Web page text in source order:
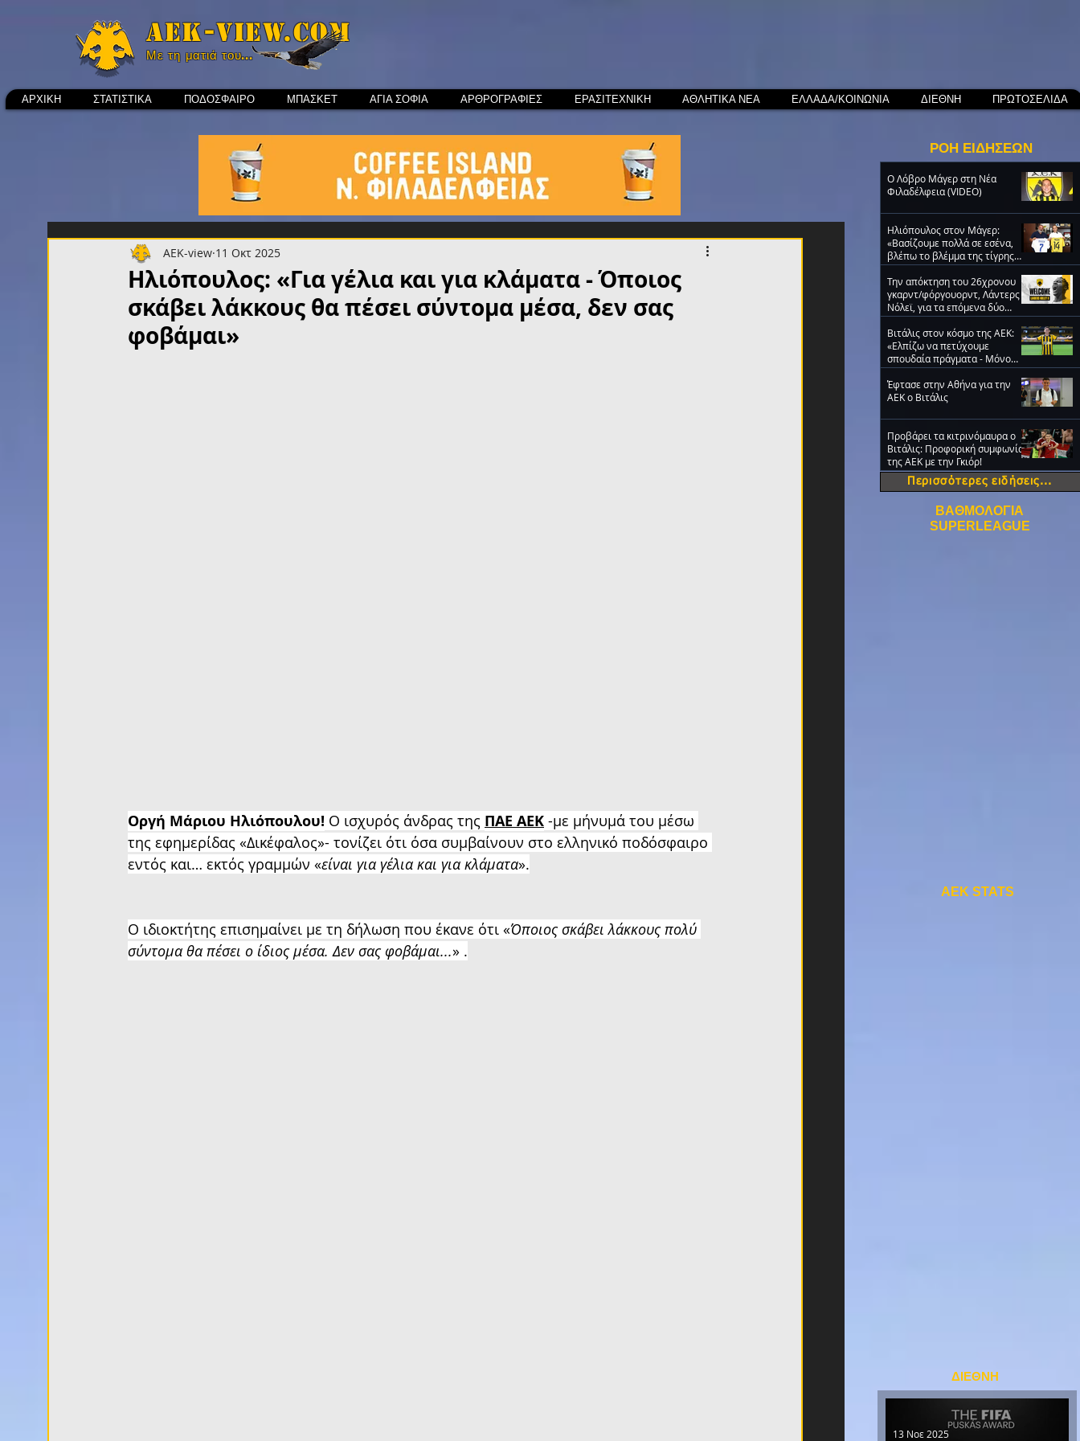
Aek-view.com
Με τη ματιά του...
ΑΡΧΙΚΗ ΣΤΑΤΙΣΤΙΚΑ ΠΟΔΟΣΦΑΙΡΟ ΜΠΑΣΚΕΤ ΑΓΙΑ ΣΟΦΙΑ ΑΡΘΡΟΓΡΑΦΙΕΣ ΕΡΑΣΙΤΕΧΝΙΚΗ ΑΘΛΗΤΙΚΑ ΝΕΑ ΕΛΛΑΔΑ/ΚΟΙΝΩΝΙΑ ΔΙΕΘΝΗ ΠΡΩΤΟΣΕΛΙΔΑ
Ηλιόπουλος: «Για γέλια και για κλάματα - Όποιος
σκάβει λάκκους θα πέσει σύντομα μέσα, δεν σας
φοβάμαι»
AEK-view 11 Οκτ 2025
Οργή Μάριου Ηλιόπουλου! Ο ισχυρός άνδρας της ΠΑΕ ΑΕΚ -με μήνυμά του μέσω
της εφημερίδας «Δικέφαλος»- τονίζει ότι όσα συμβαίνουν στο ελληνικό ποδόσφαιρο
εντός και… εκτός γραμμών «είναι για γέλια και για κλάματα».
Ο ιδιοκτήτης επισημαίνει με τη δήλωση που έκανε ότι «Όποιος σκάβει λάκκους πολύ
σύντομα θα πέσει ο ίδιος μέσα. Δεν σας φοβάμαι...» .
ΡΟΗ ΕΙΔΗΣΕΩΝ
O Λόβρο Μάγερ στη Νέα
Φιλαδέλφεια (VIDEO)
Ηλιόπουλος στον Μάγερ:
«Βασίζουμε πολλά σε εσένα,
βλέπω το βλέμμα της τίγρης
στα μάτια σου» (video)
Την απόκτηση του 26χρονου
γκαρντ/φόργουορντ, Λάντερς
Νόλεϊ, για τα επόμενα δύο
χρόνια ανακοίνωσε η ΑΕΚ
Βιτάλις στον κόσμο της ΑΕΚ:
«Ελπίζω να πετύχουμε
σπουδαία πράγματα - Μόνο
ΑΕΚ!» (VIDEO)
Έφτασε στην Αθήνα για την
ΑΕΚ ο Βιτάλις
Προβάρει τα κιτρινόμαυρα ο
Βιτάλις: Προφορική συμφωνία
της ΑΕΚ με την Γκιόρ!
ΔΙΕΘΝΗ
13 Νοε 2025
ΒΑΘΜΟΛΟΓΙΑ
SUPERLEAGUE
Περισσότερες ειδήσεις...
AEK STATS